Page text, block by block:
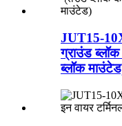
JUT15-
ग्राउंड
ब्लॉक